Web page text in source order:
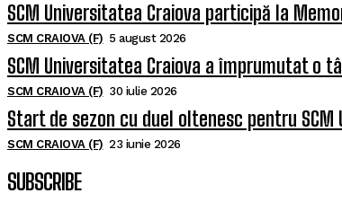
SCM Universitatea Craiova participă la
SCM CRAIOVA (F) 5 august 2026
SCM Universitatea Craiova a împrumutat o
SCM CRAIOVA (F) 30 iulie 2026
Start de sezon cu duel oltenesc pentru SCM
SCM CRAIOVA (F) 23 iunie 2026
SUBSCRIBE